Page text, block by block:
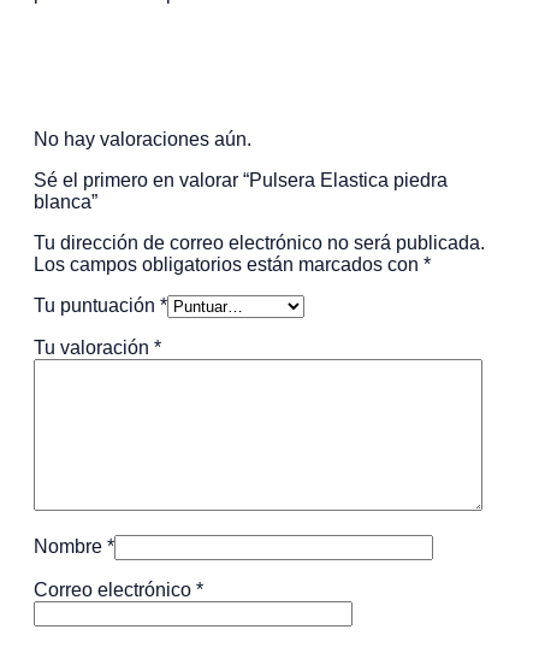
No hay valoraciones aún.
Sé el primero en valorar “Pulsera Elastica piedra
blanca”
Tu dirección de correo electrónico no será publicada.
Los campos obligatorios están marcados con *
Tu puntuación *
Tu valoración *
Nombre *
Correo electrónico *